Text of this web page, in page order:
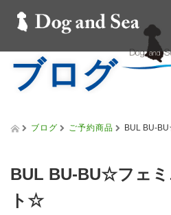
ブログ
ブログ ご予約商品 BUL BU-
BUL BU-BU☆フェ
ト☆